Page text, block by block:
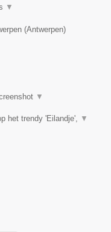
▼
(Antwerpen)
▼
het trendy 'Eilandje', ▼